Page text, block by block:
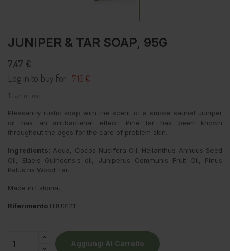
JUNIPER & TAR SOAP, 95G
7,47 €
Log in to buy for : 7.10 €
Tasse incluse
Pleasantly rustic soap with the scent of a smoke sauna! Juniper
oil has an antibacterial effect. Pine tar has been known
throughout the ages for the care of problem skin.
Ingredients: Aqua, Cocos Nucifera Oil, Helianthus Annuus Seed
Oil, Elaeis Guineensis oil, Juniperus Communis Fruit Oil, Pinus
Palustris Wood Tar.
Made in Estonia.
Riferimento HIIU0121
Aggiungi Al Carrello